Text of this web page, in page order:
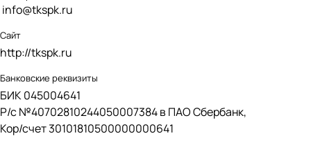
info@tkspk.ru
Сайт
http://tkspk.ru
Банковские реквизиты
БИК 045004641
Р/с №40702810244050007384 в ПАО Сбербанк,
Кор/счет 30101810500000000641